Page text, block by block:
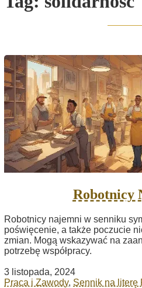
Robotnicy
Robotnicy najemni w senniku
poświęcenie, a także poczucie
zmian. Mogą wskazywać na
potrzebę współpracy.
3 listopada, 2024
Praca i Zawody, Sennik na literę